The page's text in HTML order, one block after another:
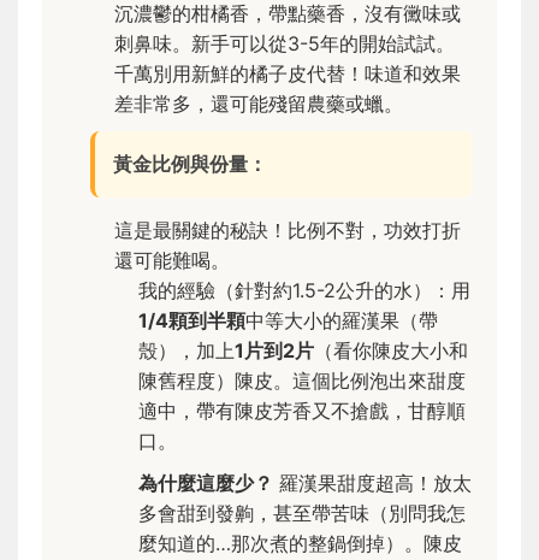
沉濃鬱的柑橘香，帶點藥香，沒有黴味或
刺鼻味。新手可以從3-5年的開始試試。
千萬別用新鮮的橘子皮代替！味道和效果
差非常多，還可能殘留農藥或蠟。
黃金比例與份量：
這是最關鍵的秘訣！ 比例不對，功效打折
還可能難喝。
我的經驗（針對約1.5-2公升的水）：用
1/4顆到半顆中等大小的羅漢果（帶
殼），加上1片到2片 （看你陳皮大小和
陳舊程度）陳皮。這個比例泡出來甜度
適中，帶有陳皮芳香又不搶戲，甘醇順
口。
為什麼這麼少？ 羅漢果甜度超高！放太
多會甜到發齁，甚至帶苦味（別問我怎
麼知道的…那次煮的整鍋倒掉）。陳皮